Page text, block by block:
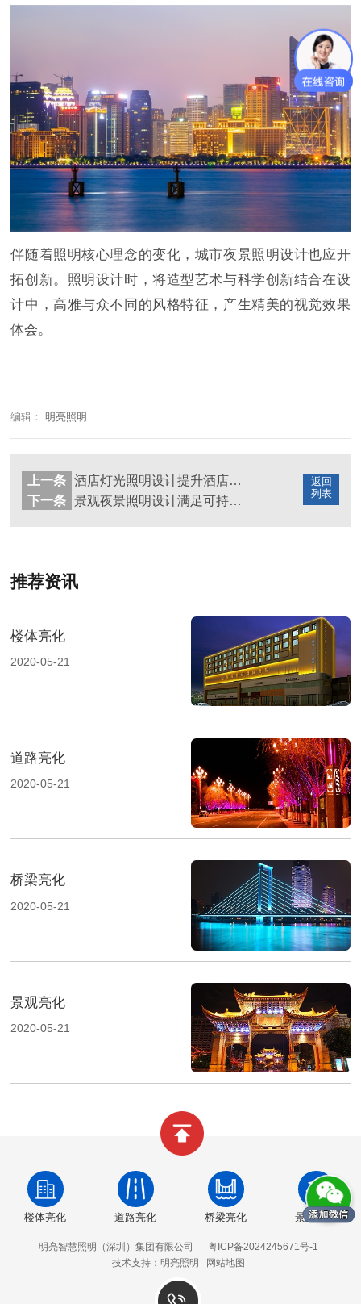
伴随着照明核心理念的变化，城市夜景照明设计也应开
拓创新。照明设计时，将造型艺术与科学创新结合在设
计中，高雅与众不同的风格特征，产生精美的视觉效果
体会。
编辑：明亮照明
返回
列表
上一条
酒店灯光照明设计提升酒店行业竞争力
下一条
景观夜景照明设计满足可持续性发展需要
推荐资讯
楼体亮化
2020-05-21
道路亮化
2020-05-21
桥梁亮化
2020-05-21
景观亮化
2020-05-21
楼体亮化 道路亮化 桥梁亮化 景观亮化
明亮智慧照明（深圳）集团有限公司
粤ICP备2024245671号-1
技术支持：明亮照明
网站地图